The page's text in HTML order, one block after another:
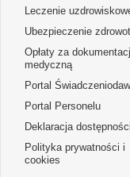
Leczenie
Ubezpieczenie
Opłaty za
medyczną
Portal
Portal Personelu
Deklaracja dostępności
Polityka prywatności i
cookies